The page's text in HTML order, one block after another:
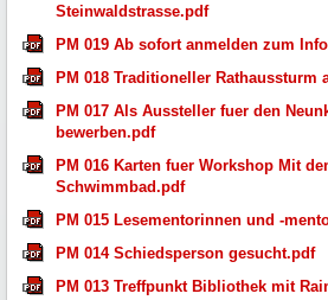
Steinwaldstrasse.pdf
PM 019 Ab sofort anmelden zum
PM 018 Traditioneller Rathaussturm
PM 017 Als Aussteller fuer den
bewerben.pdf
PM 016 Karten fuer Workshop Mit
Schwimmbad.pdf
PM 015 Lesementorinnen und -
PM 014 Schiedsperson gesucht.pdf
PM 013 Treffpunkt Bibliothek mit